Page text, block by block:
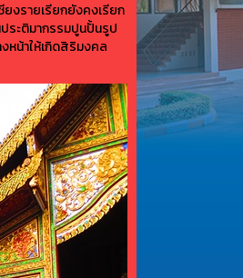
งรายเรียกยังคงเรียก
ระติมากรรมปูนปั้นรูป
หน้าให้เกิดสิริมงคล